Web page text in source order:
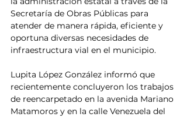
Secretaría de Obras Públicas para
atender de manera rápida, eficiente y
oportuna diversas necesidades de
infraestructura vial en el municipio.
Lupita López González informó que
recientemente concluyeron los trabajos
de reencarpetado en la avenida Mariano
Matamoros y en la calle Venezuela del